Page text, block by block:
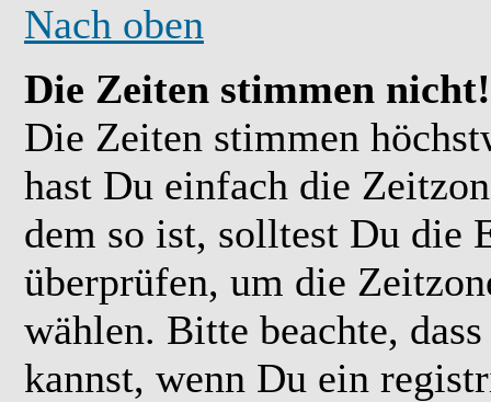
Nach oben
Die Zeiten stimmen nicht!
Die Zeiten stimmen
hast Du einfach die
dem so ist, solltest Du die
überprüfen, um die
wählen. Bitte beachte,
kannst, wenn Du ein